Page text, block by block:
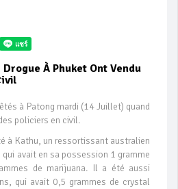
À Phuket Ont Vendu
à Patong mardi (14 Juillet) quand
policiers en civil.
à Kathu, un ressortissant australien
avait en sa possession 1 gramme
de marijuana. Il a été aussi
qui avait 0,5 grammes de crystal